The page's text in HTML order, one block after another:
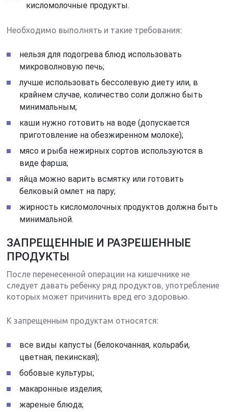
кисломолочные продукты.
Необходимо выполнять и такие требования:
нельзя для подогрева блюд использовать
микроволновую печь;
лучше использовать бессолевую диету или, в
крайнем случае, количество соли должно быть
минимальным;
каши нужно готовить на воде (допускается
приготовление на обезжиренном молоке);
мясо и рыба нежирных сортов используются в
виде фарша;
яйца можно варить всмятку или готовить
белковый омлет на пару;
жирность кисломолочных продуктов должна быть
минимальной.
ЗАПРЕЩЕННЫЕ И РАЗРЕШЕННЫЕ
ПРОДУКТЫ
После перенесенной операции на кишечнике не
следует давать ребенку ряд продуктов, употребление
которых может причинить вред его здоровью.
К запрещенным продуктам относятся:
все виды капусты (белокочанная, кольраби,
цветная, пекинская);
бобовые культуры;
макаронные изделия;
жареные блюда;